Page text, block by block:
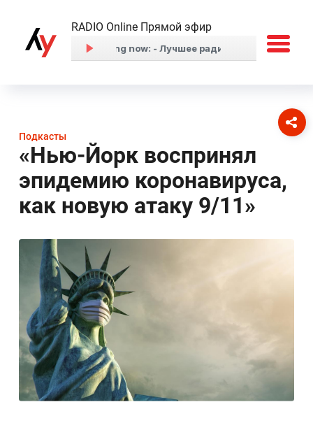
RADIO Online Прямой эфир
Подкасты
«Нью-Йорк воспринял
эпидемию коронавируса,
как новую атаку 9/11»